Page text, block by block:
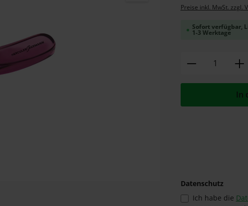
Preise inkl. MwSt. zzgl.
Sofort verfügbar,
1-3 Werktage
Produkt
In
Datenschutz
Ich habe die